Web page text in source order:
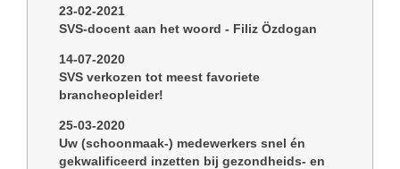
23-02-2021
SVS-docent aan het woord - Filiz Özdogan
14-07-2020
SVS verkozen tot meest favoriete
brancheopleider!
25-03-2020
Uw (schoonmaak-) medewerkers snel én
gekwalificeerd inzetten bij gezondheids- en